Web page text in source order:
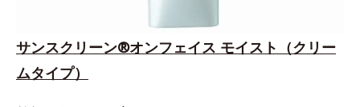
サンスクリーン®オンフェイス モイスト（クリー
ムタイプ）